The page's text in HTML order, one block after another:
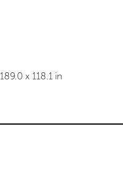
189.0 x 118.1 in